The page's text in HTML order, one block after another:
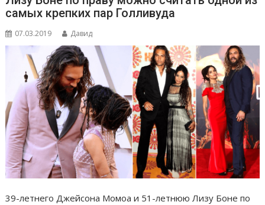
самых крепких пар Голливуда
07.03.2019 Давид
39-летнего Джейсона Момоа и 51-летнюю Лизу Боне по